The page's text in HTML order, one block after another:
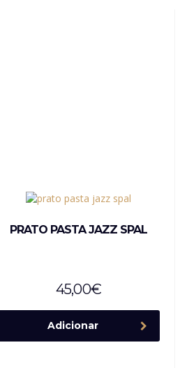
PRATO PASTA JAZZ SPAL
45,00€
Adicionar